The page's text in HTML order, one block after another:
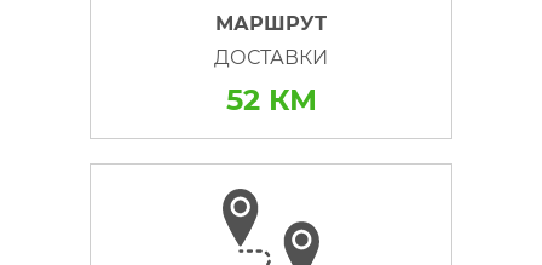
МАРШРУТ
ДОСТАВКИ
52 КМ